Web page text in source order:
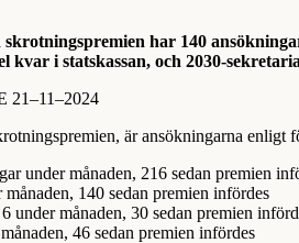
har 140
kvar i statskassan, och 2030-
21–11–2024
är ansökningarna enligt
under månaden, 216 sedan premien
140 sedan premien infördes
under månaden, 30 sedan premien
46 sedan premien infördes